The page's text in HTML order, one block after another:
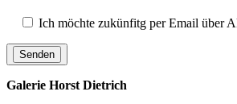
Ich möchte zukünfitg per Email über
Galerie Horst Dietrich